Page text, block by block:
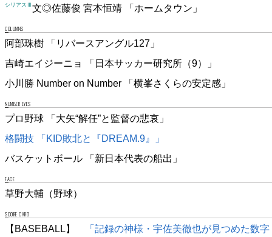
シリアスⅢ 文◎佐藤俊 宮本恒靖 「ホームタウン」
COLUMNS
阿部珠樹 「リバースアングル127」
吉崎エイジーニョ 「日本サッカー研究所（9）」
小川勝 Number on Number 「横峯さくらの安定感」
NUMBER EYES
プロ野球 「大矢“解任”と監督の悲哀」
格闘技 「KID敗北と『DREAM.9』」
バスケットボール 「新日本代表の船出」
FACE
草野大輔（野球）
SCORE CARD
【BASEBALL】
「記録の神様・宇佐美徹也が見つめた数字